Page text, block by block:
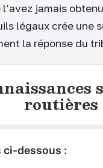
jamais
légaux crée une
la réponse du
routières
ci-dessous :